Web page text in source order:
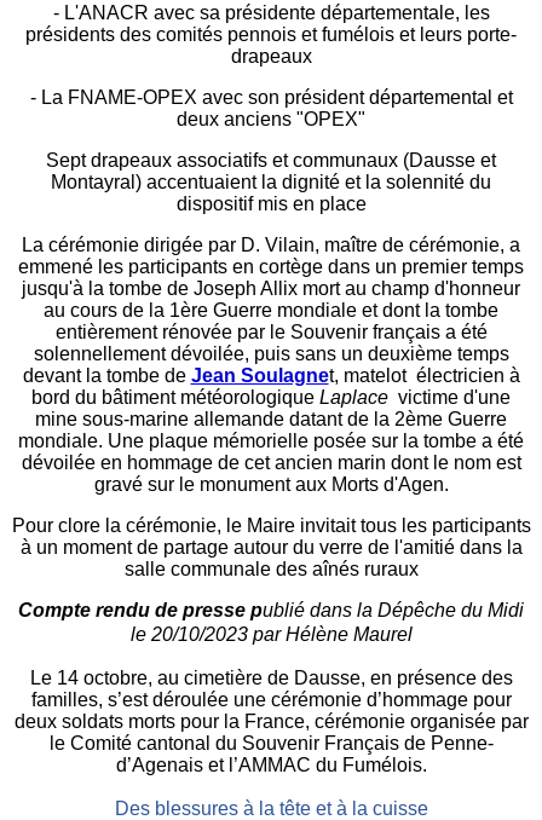
- L'ANACR avec sa présidente départementale, les
présidents des comités pennois et fumélois et leurs porte-
drapeaux
- La FNAME-OPEX avec son président départemental et
deux anciens "OPEX"
Sept drapeaux associatifs et communaux (Dausse et
Montayral) accentuaient la dignité et la solennité du
dispositif mis en place
La cérémonie dirigée par D. Vilain, maître de cérémonie, a
emmené les participants en cortège dans un premier temps
jusqu'à la tombe de Joseph Allix mort au champ d'honneur
au cours de la 1ère Guerre mondiale et dont la tombe
entièrement rénovée par le Souvenir français a été
solennellement dévoilée, puis sans un deuxième temps
devant la tombe de Jean Soulagnet, matelot électricien à
bord du bâtiment météorologique Laplace victime d'une
mine sous-marine allemande datant de la 2ème Guerre
mondiale. Une plaque mémorielle posée sur la tombe a été
dévoilée en hommage de cet ancien marin dont le nom est
gravé sur le monument aux Morts d'Agen.
Pour clore la cérémonie, le Maire invitait tous les participants
à un moment de partage autour du verre de l'amitié dans la
salle communale des aînés ruraux
Compte rendu de presse publié dans la Dépêche du Midi
le 20/10/2023par Hélène Maurel
Le 14 octobre, au cimetière de Dausse, en présence des
familles, s’est déroulée une cérémonie d’hommage pour
deux soldats morts pour la France, cérémonie organisée par
le Comité cantonal du Souvenir Français de Penne-
d’Agenais et l’AMMAC du Fumélois.
Des blessures à la tête et à la cuisse